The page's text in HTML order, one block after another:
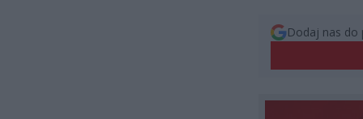
Dodaj nas do